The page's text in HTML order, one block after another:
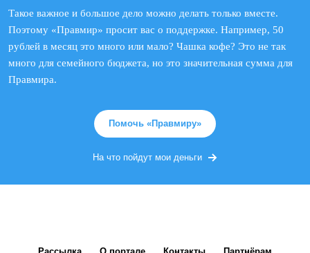
Такое важное и большое дело можно делать только вместе.
Поэтому «Правмир» просит вас о поддержке. Например, 50
рублей в месяц это много или мало? Чашка кофе? Это не так
много для семейного бюджета, но это значительная сумма для
Правмира.
Помочь «Правмиру»
На что пойдут мои деньги